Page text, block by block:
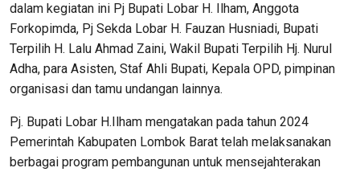
dalam kegiatan ini Pj Bupati Lobar H. Ilham, Anggota
Forkopimda, Pj Sekda Lobar H. Fauzan Husniadi, Bupati
Terpilih H. Lalu Ahmad Zaini, Wakil Bupati Terpilih Hj. Nurul
Adha, para Asisten, Staf Ahli Bupati, Kepala OPD, pimpinan
organisasi dan tamu undangan lainnya.
Pj. Bupati Lobar H.Ilham mengatakan pada tahun 2024
Pemerintah Kabupaten Lombok Barat telah melaksanakan
berbagai program pembangunan untuk mensejahterakan